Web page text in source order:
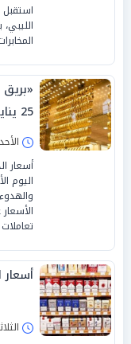
استقبل
«بريق
25 يناير 2026
الأحد 25/يناير/2026 - 12:00 ص
أسعار
أسعار
الثلاثاء 20/يناير/